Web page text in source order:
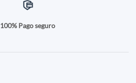
100% Pago seguro